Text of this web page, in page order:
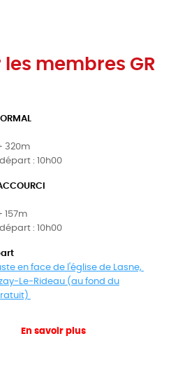
membres GR
320m
: 10h00
157m
: 10h00
en face de l'église de Lasne,
Le-Rideau (au fond du
En savoir plus